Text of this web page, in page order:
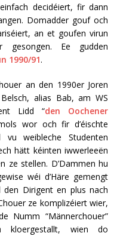
decidéiert, fir dann
Domadder gouf och
an et goufen virun
gesongen. Ee gudden
1990/91.
an den 1990er Joren
alias Bab, am WS
Lidd “den Oochener
wor och fir d’éischte
vu weibleche Studenten
hätt kéinten iwwerleeën
ze stellen. D’Dammen hu
wéi d’Häre gemengt
Dirigent en plus nach
ze komplizéiert wier,
Numm “Männerchouer”
kloergestallt, wien do